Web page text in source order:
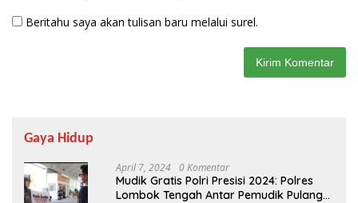
Beritahu saya akan tulisan baru melalui surel.
Gaya Hidup
April 7, 2024 0 Komentar
Mudik Gratis Polri Presisi 2024: Polres
Lombok Tengah Antar Pemudik Pulang